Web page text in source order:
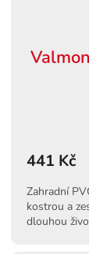
441 Kč
Zahradní
kostrou a
dlouhou